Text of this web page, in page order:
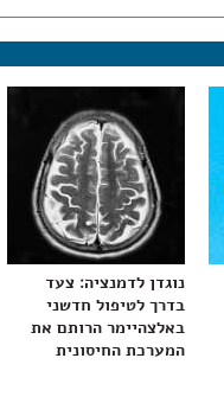
נוגדן לדמנציה: צעד
בדרך לטיפול חדשני
באלצהיימר הרותם את
המערכת החיסונית